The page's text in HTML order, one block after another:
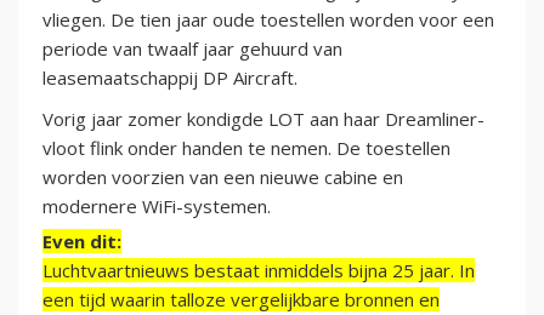
vliegen. De tien jaar oude toestellen worden voor een
periode van twaalf jaar gehuurd van
leasemaatschappij DP Aircraft.
Vorig jaar zomer kondigde LOT aan haar Dreamliner-
vloot flink onder handen te nemen. De toestellen
worden voorzien van een nieuwe cabine en
modernere WiFi-systemen.
Even dit:
Luchtvaartnieuws bestaat inmiddels bijna 25 jaar. In
een tijd waarin talloze vergelijkbare bronnen en